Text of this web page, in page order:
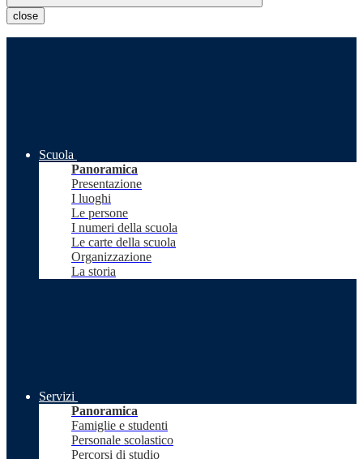
close
Scuola
Panoramica
Presentazione
I luoghi
Le persone
I numeri della scuola
Le carte della scuola
Organizzazione
La storia
Servizi
Panoramica
Famiglie e studenti
Personale scolastico
Percorsi di studio